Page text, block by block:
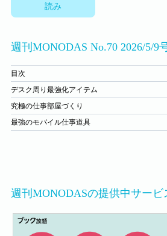
読み
週刊MONODAS No.70 2026/5/9
目次
デスク周り最強化アイテム
究極の仕事部屋づくり
最強のモバイル仕事道具
週刊MONODASの提供中サービ